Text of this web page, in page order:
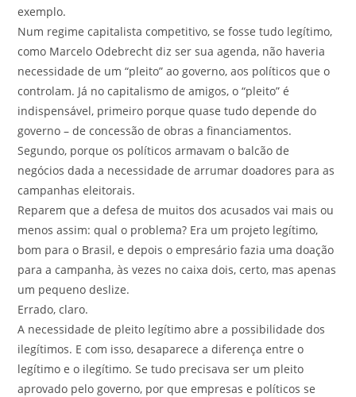
exemplo.
Num regime capitalista competitivo, se fosse tudo legítimo,
como Marcelo Odebrecht diz ser sua agenda, não haveria
necessidade de um “pleito” ao governo, aos políticos que o
controlam. Já no capitalismo de amigos, o “pleito” é
indispensável, primeiro porque quase tudo depende do
governo – de concessão de obras a financiamentos.
Segundo, porque os políticos armavam o balcão de
negócios dada a necessidade de arrumar doadores para as
campanhas eleitorais.
Reparem que a defesa de muitos dos acusados vai mais ou
menos assim: qual o problema? Era um projeto legítimo,
bom para o Brasil, e depois o empresário fazia uma doação
para a campanha, às vezes no caixa dois, certo, mas apenas
um pequeno deslize.
Errado, claro.
A necessidade de pleito legítimo abre a possibilidade dos
ilegítimos. E com isso, desaparece a diferença entre o
legítimo e o ilegítimo. Se tudo precisava ser um pleito
aprovado pelo governo, por que empresas e políticos se